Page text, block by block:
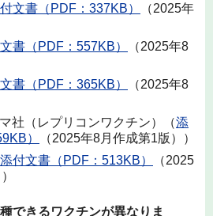
文書（PDF：337KB）
（2025年
書（PDF：557KB）
（2025年8
書（PDF：365KB）
（2025年8
社（レプリコンワクチン）（添
）
（2025年8月作成第1版））
添付文書（PDF：513KB）
（2025
できるワクチンが異なりま